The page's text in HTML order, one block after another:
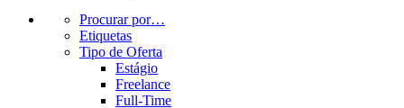
Procurar por…
Etiquetas
Tipo de Oferta
Estágio
Freelance
Full-Time